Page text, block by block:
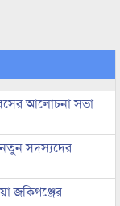
আলোচনা সভা
নতুন সদস্যদের
জকিগঞ্জের